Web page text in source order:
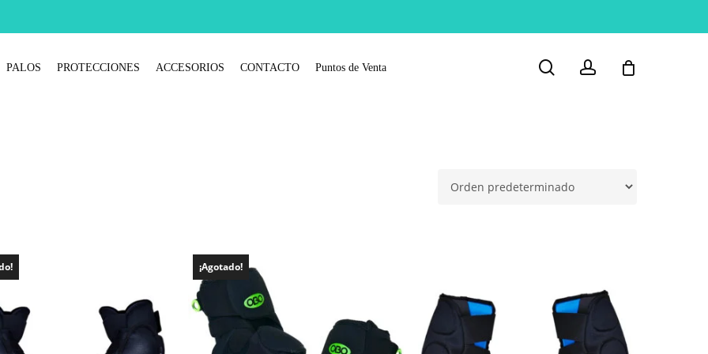
PALOS PROTECCIONES ACCESORIOS CONTACTO Puntos de Venta searchaccount
¡Agotado!